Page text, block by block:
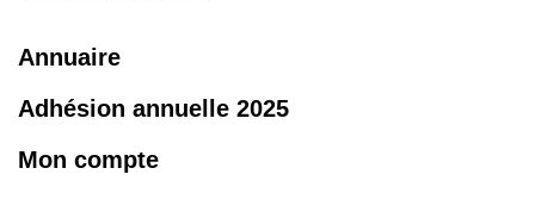
Annuaire
Adhésion annuelle 2025
Mon compte